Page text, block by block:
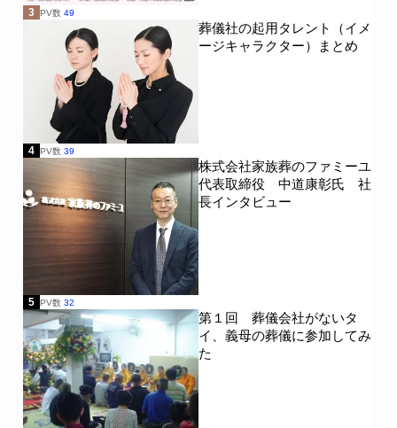
3 PV数 49
葬儀社の起用タレント（イメ
ージキャラクター）まとめ
4 PV数 39
株式会社家族葬のファミーユ
代表取締役 中道康彰氏 社
長インタビュー
5 PV数 32
第１回 葬儀会社がないタ
イ、義母の葬儀に参加してみ
た